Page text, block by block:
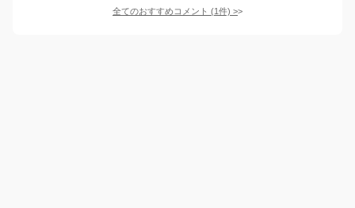
全てのおすすめコメント (1件) >